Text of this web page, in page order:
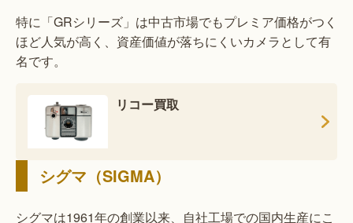
特に「GRシリーズ」は中古市場でもプレミア価格がつく
ほど人気が高く、資産価値が落ちにくいカメラとして有
名です。
リコー買取
シグマ（SIGMA）
シグマは1961年の創業以来、自社工場での国内生産にこ